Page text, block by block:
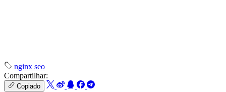
nginx seo
Compartilhar:
Copiado